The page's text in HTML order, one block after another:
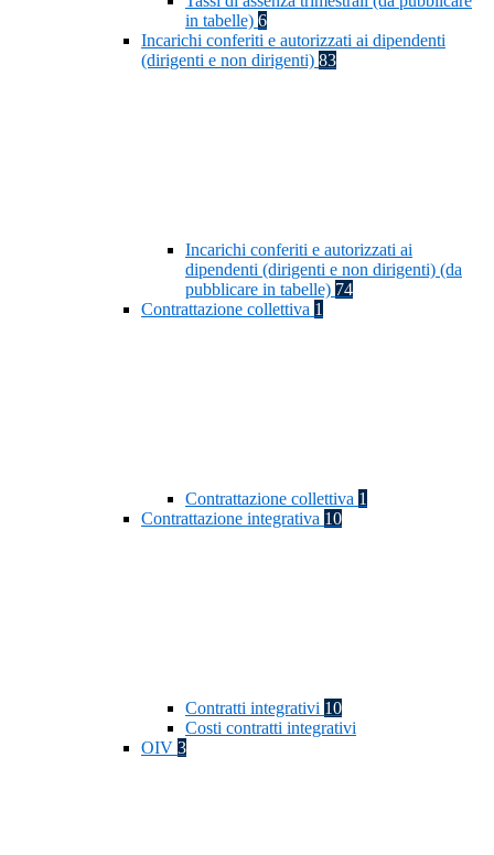
in tabelle) 6
Incarichi conferiti e autorizzati ai dipendenti
(dirigenti e non dirigenti) 83
Incarichi conferiti e autorizzati ai
dipendenti (dirigenti e non dirigenti) (da
pubblicare in tabelle) 74
Contrattazione collettiva 1
Contrattazione collettiva 1
Contrattazione integrativa 10
Contratti integrativi 10
Costi contratti integrativi
OIV 3